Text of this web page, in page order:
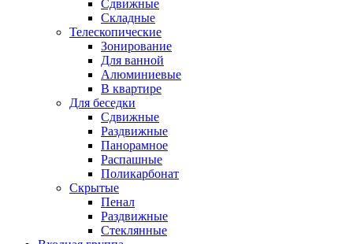
Сдвижные
Складные
Телескопические
Зонирование
Для ванной
Алюминиевые
В квартире
Для беседки
Сдвижные
Раздвижные
Панорамное
Распашные
Поликарбонат
Скрытые
Пенал
Раздвижные
Стеклянные